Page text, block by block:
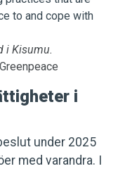
i Kisumu.
i
under 2025
med varandra. I